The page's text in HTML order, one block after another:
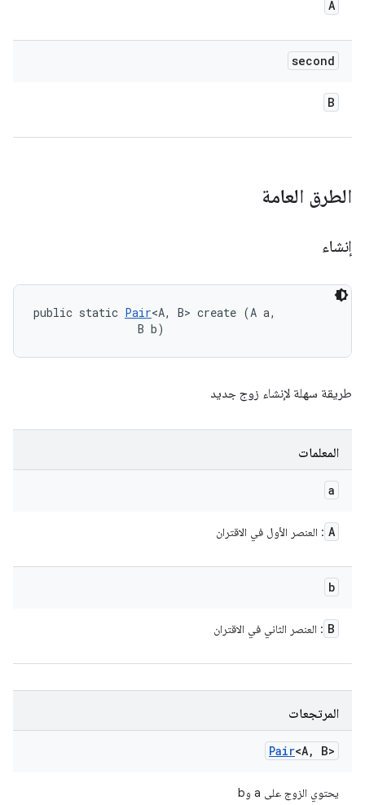
A
second
B
الطرق العامة
إنشاء
public static Pair<A, B> create (A a,
                B b)
طريقة سهلة لإنشاء زوج جديد
المعلمات
a
A : العنصر الأول في الاقتران
b
B : العنصر الثاني في الاقتران
المرتجعات
Pair<A, B>
يحتوي الزوج على a وb